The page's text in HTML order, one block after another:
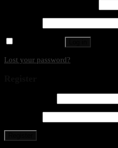
Lost your password?